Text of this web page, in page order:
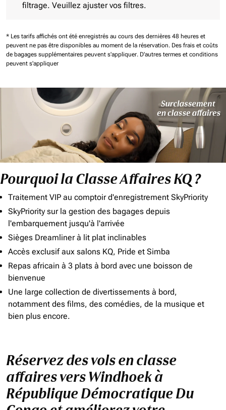
filtrage. Veuillez ajuster vos filtres.
* Les tarifs affichés ont été enregistrés au cours des dernières 48 heures et
peuvent ne pas être disponibles au moment de la réservation. Des frais et coûts
de bagages supplémentaires peuvent s'appliquer. D'autres termes et conditions
peuvent s'appliquer
Pourquoi la Classe Affaires KQ ?
Traitement VIP au comptoir d'enregistrement SkyPriority
SkyPriority sur la gestion des bagages depuis
l'embarquement jusqu'à l'arrivée
Sièges Dreamliner à lit plat inclinables
Accès exclusif aux salons KQ, Pride et Simba
Repas africain à 3 plats à bord avec une boisson de
bienvenue
Une large collection de divertissements à bord,
notamment des films, des comédies, de la musique et
bien plus encore.
Réservez des vols en classe
affaires vers Windhoek à
République Démocratique Du